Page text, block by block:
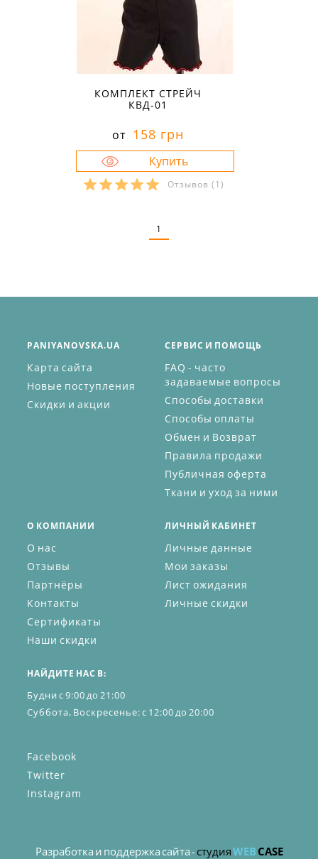
КОМПЛЕКТ СТРЕЙЧ
КВД-01
от 158 грн
Отзывов (1)
1
PANIYANOVSKA.UA
Карта сайта
Новые поступления
Скидки и акции
СЕРВИС И ПОМОЩЬ
FAQ - часто
задаваемые вопросы
Способы доставки
Способы оплаты
Обмен и Возврат
Правила продажи
Публичная оферта
Ткани и уход за ними
О КОМПАНИИ
О нас
Отзывы
Партнёры
Контакты
Сертификаты
Наши скидки
ЛИЧНЫЙ КАБИНЕТ
Личные данные
Мои заказы
Лист ожидания
Личные скидки
НАЙДИТЕ НАС В:
Будни с 9:00 до 21:00
Суббота, Воскресенье: с 12:00 до 20:00
Facebook
Twitter
Instagram
Разработка и поддержка сайта -студияWEB CASE